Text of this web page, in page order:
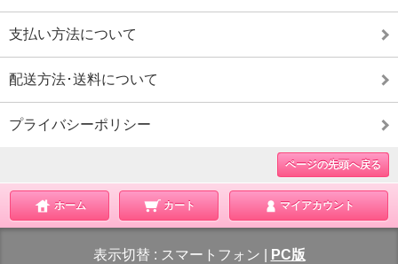
支払い方法について
配送方法･送料について
プライバシーポリシー
ページの先頭へ戻る
ホーム カート マイアカウント
表示切替 : スマートフォン PC版